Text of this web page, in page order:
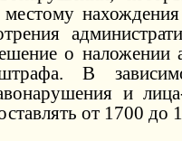
о наложении
В
и
от 1700 до